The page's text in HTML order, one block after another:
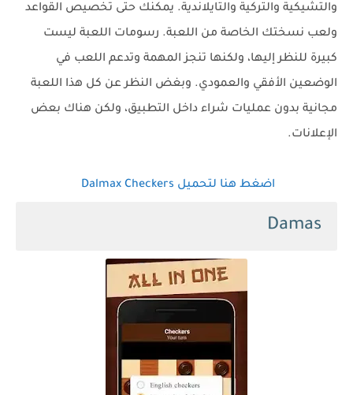
والتشيكية والتركية والتايلاندية. يمكنك حتى تخصيص القواعد
ولعب نسختك الخاصة من اللعبة. رسومات اللعبة ليست
كبيرة للنظر إليها، ولكنها تنجز المهمة وتدعم اللعب في
الوضعين الأفقي والعمودي. وبغض النظر عن كل هذا اللعبة
مجانية بدون عمليات شراء داخل التطبيق، ولكن هناك بعض
الإعلانات.
اضغط هنا لتحميل Dalmax Checkers
Damas